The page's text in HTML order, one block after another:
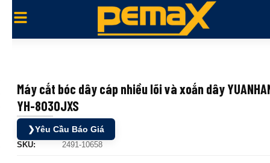
Máy cắt bóc dây cáp nhiều lõi và xoắn dây
YH-8030JXS
❯Yêu Cầu Báo Giá
SKU: 2491-10658